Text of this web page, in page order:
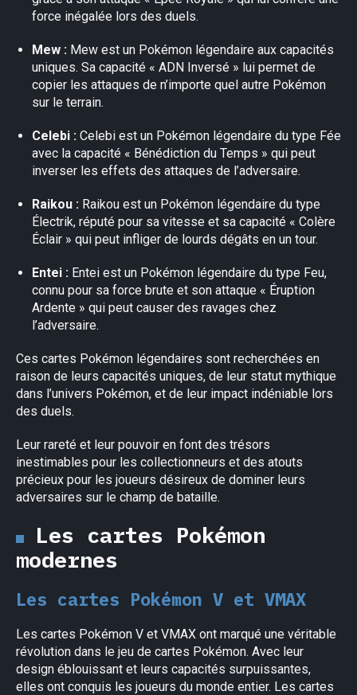
force inégalée lors des duels.
Mew : Mew est un Pokémon légendaire aux capacités
uniques. Sa capacité « ADN Inversé » lui permet de
copier les attaques de n’importe quel autre Pokémon
sur le terrain.
Celebi : Celebi est un Pokémon légendaire du type Fée
avec la capacité « Bénédiction du Temps » qui peut
inverser les effets des attaques de l’adversaire.
Raikou : Raikou est un Pokémon légendaire du type
Électrik, réputé pour sa vitesse et sa capacité « Colère
Éclair » qui peut infliger de lourds dégâts en un tour.
Entei : Entei est un Pokémon légendaire du type Feu,
connu pour sa force brute et son attaque « Éruption
Ardente » qui peut causer des ravages chez
l’adversaire.
Ces cartes Pokémon légendaires sont recherchées en
raison de leurs capacités uniques, de leur statut mythique
dans l’univers Pokémon, et de leur impact indéniable lors
des duels.
Leur rareté et leur pouvoir en font des trésors
inestimables pour les collectionneurs et des atouts
précieux pour les joueurs désireux de dominer leurs
adversaires sur le champ de bataille.
Les cartes Pokémon
modernes
Les cartes Pokémon V et VMAX
Les cartes Pokémon V et VMAX ont marqué une véritable
révolution dans le jeu de cartes Pokémon. Avec leur
design éblouissant et leurs capacités surpuissantes,
elles ont conquis les joueurs du monde entier. Les cartes